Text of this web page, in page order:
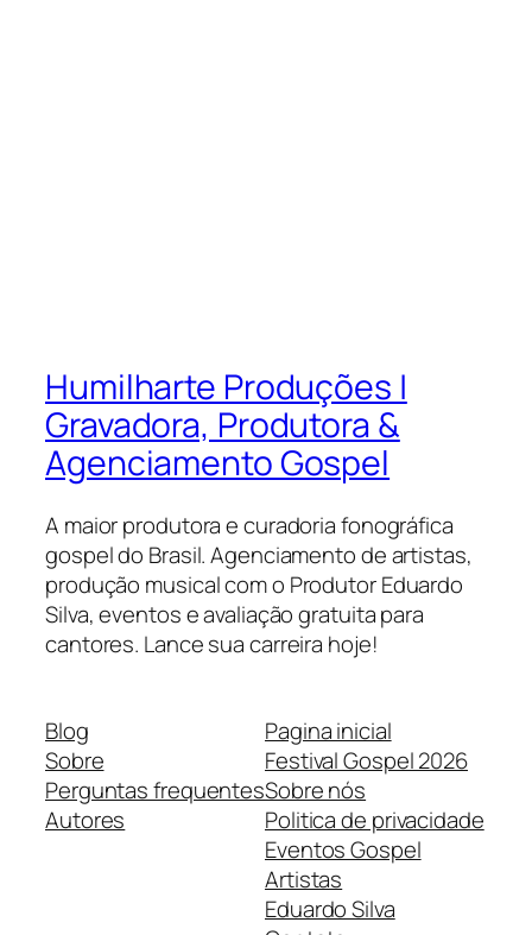
Humilharte Produções |
Gravadora, Produtora &
Agenciamento Gospel
A maior produtora e curadoria fonográfica
gospel do Brasil. Agenciamento de artistas,
produção musical com o Produtor Eduardo
Silva, eventos e avaliação gratuita para
cantores. Lance sua carreira hoje!
Blog
Sobre
Perguntas frequentes
Autores
Pagina inicial
Festival Gospel 2026
Sobre nós
Politica de privacidade
Eventos Gospel
Artistas
Eduardo Silva